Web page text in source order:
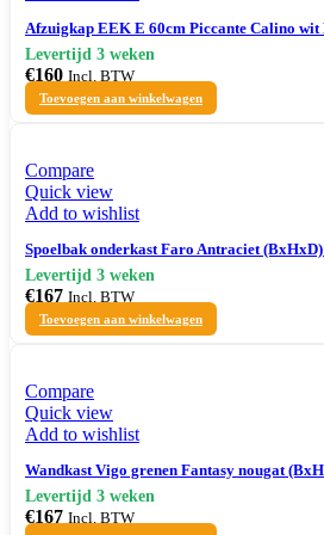
Afzuigkap EEK E 60cm Piccante Calino wit
€160 Incl. BTW
Toevoegen aan winkelwagen
Compare
Quick view
Add to wishlist
Spoelbak onderkast Faro Antraciet
€167 Incl. BTW
Toevoegen aan winkelwagen
Compare
Quick view
Add to wishlist
Wandkast Vigo grenen Fantasy nougat
€167 Incl. BTW